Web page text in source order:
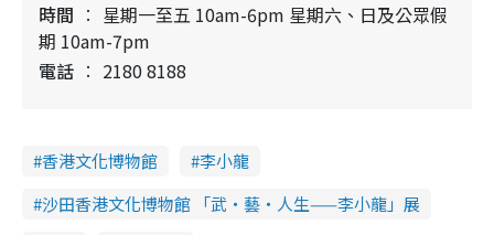
時間
星期一至五 10am-6pm 星期六、日及公眾假
期 10am-7pm
電話
2180 8188
香港文化博物館
李小龍
沙田香港文化博物館 「武‧藝‧人生——李小龍」展